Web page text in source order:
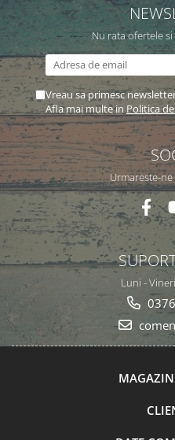
Nu rata ofertele
Vreau sa primesc
Afla mai multe in Politica
Urmareste-
Luni -